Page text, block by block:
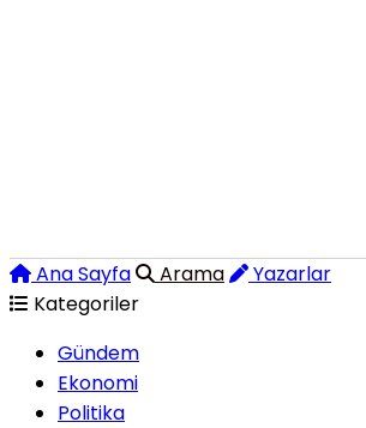
Ana Sayfa Arama
Yazarlar
Kategoriler
Gündem
Ekonomi
Politika